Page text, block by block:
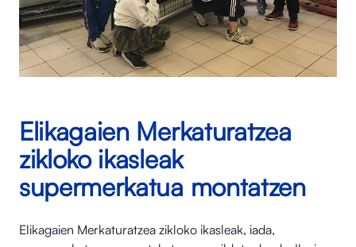
Elikagaien Merkaturatzea
zikloko ikasleak
supermerkatua montatzen
Elikagaien Merkaturatzea zikloko ikasleak, iada,